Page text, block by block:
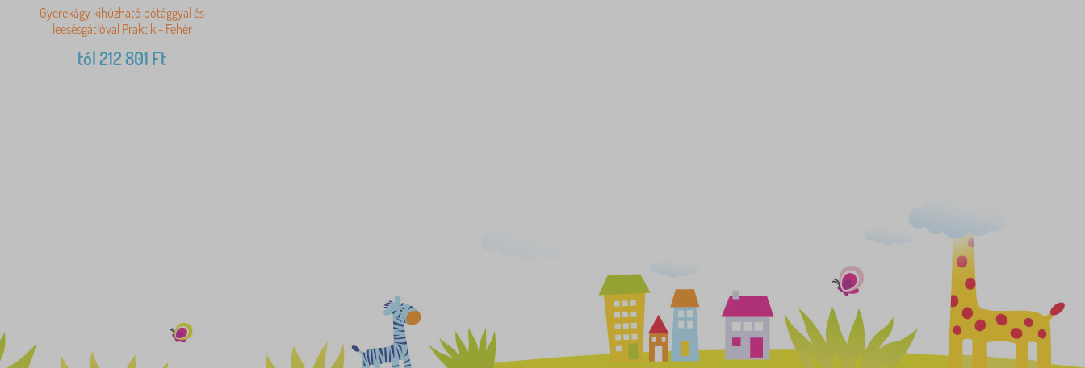
Gyerekágy kihúzható pótággyal és
leesésgátlóval Praktik - Fehér
tól212 801 Ft